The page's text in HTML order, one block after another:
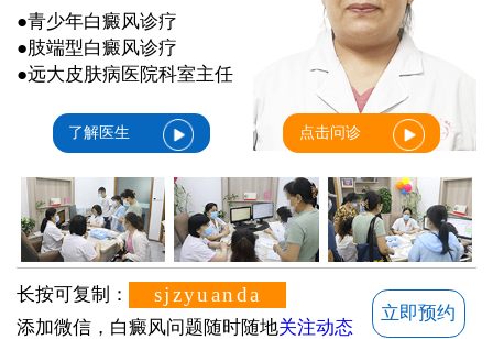
●青少年白癜风诊疗
●肢端型白癜风诊疗
●远大皮肤病医院科室主任
了解医生 点击问诊
长按可复制： sjzyuanda
添加微信，白癜风问题随时随地关注动态
立即预约